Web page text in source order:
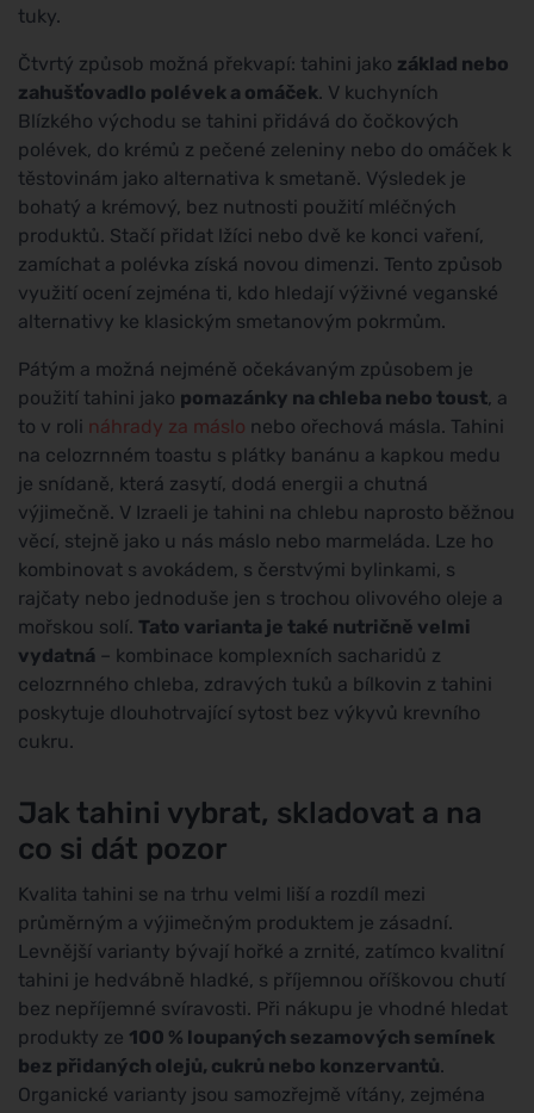
tuky.
Čtvrtý způsob možná překvapí: tahini jako základ nebo
zahušťovadlo polévek a omáček. V kuchyních
Blízkého východu se tahini přidává do čočkových
polévek, do krémů z pečené zeleniny nebo do omáček k
těstovinám jako alternativa k smetaně. Výsledek je
bohatý a krémový, bez nutnosti použití mléčných
produktů. Stačí přidat lžíci nebo dvě ke konci vaření,
zamíchat a polévka získá novou dimenzi. Tento způsob
využití ocení zejména ti, kdo hledají výživné veganské
alternativy ke klasickým smetanovým pokrmům.
Pátým a možná nejméně očekávaným způsobem je
použití tahini jako pomazánky na chleba nebo toust, a
to v roli náhrady za máslo nebo ořechová másla. Tahini
na celozrnném toastu s plátky banánu a kapkou medu
je snídaně, která zasytí, dodá energii a chutná
výjimečně. V Izraeli je tahini na chlebu naprosto běžnou
věcí, stejně jako u nás máslo nebo marmeláda. Lze ho
kombinovat s avokádem, s čerstvými bylinkami, s
rajčaty nebo jednoduše jen s trochou olivového oleje a
mořskou solí. Tato varianta je také nutričně velmi
vydatná – kombinace komplexních sacharidů z
celozrnného chleba, zdravých tuků a bílkovin z tahini
poskytuje dlouhotrvající sytost bez výkyvů krevního
cukru.
Jak tahini vybrat, skladovat a na
co si dát pozor
Kvalita tahini se na trhu velmi liší a rozdíl mezi
průměrným a výjimečným produktem je zásadní.
Levnější varianty bývají hořké a zrnité, zatímco kvalitní
tahini je hedvábně hladké, s příjemnou oříškovou chutí
bez nepříjemné svíravosti. Při nákupu je vhodné hledat
produkty ze 100 % loupaných sezamových semínek
bez přidaných olejů, cukrů nebo konzervantů.
Organické varianty jsou samozřejmě vítány, zejména